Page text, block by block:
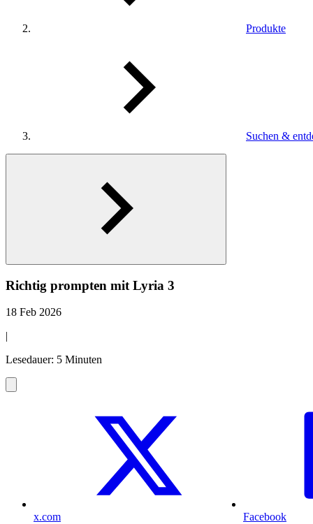
Produkte
Suchen &
Richtig prompten mit Lyria 3
18 Feb 2026
|
Lesedauer: 5 Minuten
x.com Facebook